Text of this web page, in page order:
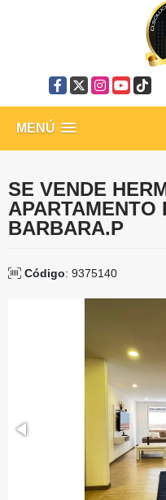
Facebook
X Instagram
YouTube
TikTok
MENÚ
SE VENDE
APARTAMENTO
BARBARA.P
Código: 9375140